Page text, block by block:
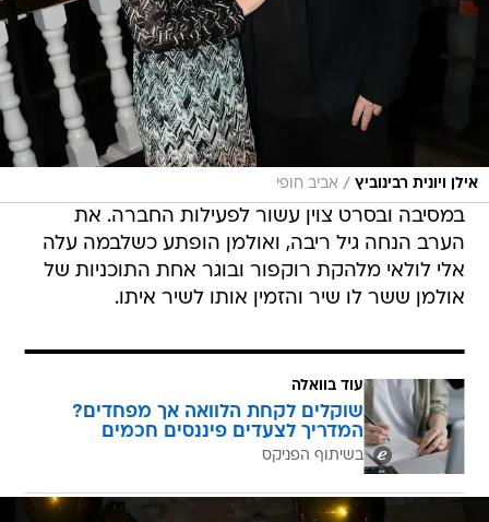
אילן ויונית רבינוביץ / אביב חופי
במסיבה ובסרט צוין עשור לפעילות החברה. את
הערב הנחה גיל ריבה, ואולמן הופתע כשלבמה עלה
אלי לולאי מלהקת רוקפור ובוגר אחת התוכניות של
אולמן ששר לו שיר והזמין אותו לשיר איתו.
עוד בוואלה
שוקלים לקחת הלוואה אך מפחדים?
המדריך לצעדים פיננסים חכמים
בשיתוף הפניקס